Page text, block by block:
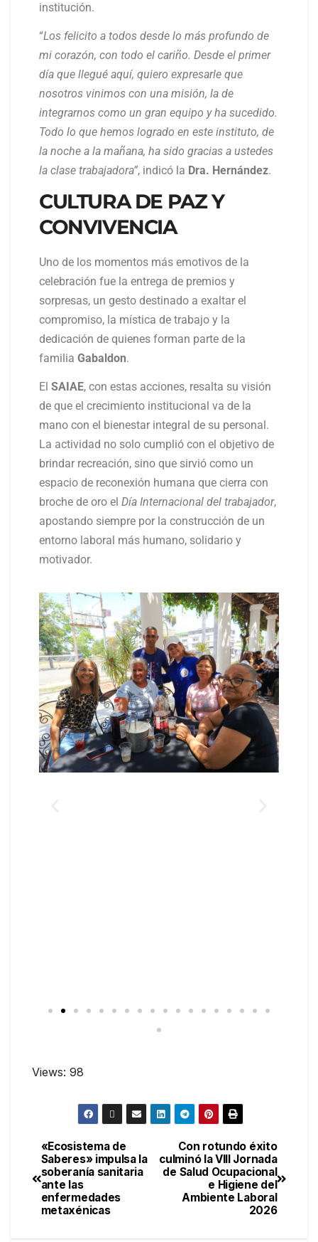
institución.
“Los felicito a todos desde lo más profundo de
mi corazón, con todo el cariño. Desde el primer
día que llegué aquí, quiero expresarle que
nosotros vinimos con una misión, la de
integrarnos como un gran equipo y ha sucedido.
Todo lo que hemos logrado en este instituto, de
la noche a la mañana, ha sido gracias a ustedes
la clase trabajadora”, indicó la Dra. Hernández.
CULTURA DE PAZ Y
CONVIVENCIA
Uno de los momentos más emotivos de la
celebración fue la entrega de premios y
sorpresas, un gesto destinado a exaltar el
compromiso, la mística de trabajo y la
dedicación de quienes forman parte de la
familia Gabaldon.
El SAIAE, con estas acciones, resalta su visión
de que el crecimiento institucional va de la
mano con el bienestar integral de su personal.
La actividad no solo cumplió con el objetivo de
brindar recreación, sino que sirvió como un
espacio de reconexión humana que cierra con
broche de oro el Día Internacional del trabajador,
apostando siempre por la construcción de un
entorno laboral más humano, solidario y
motivador.
Views: 98
Con rotundo éxito
culminó la VIII Jornada
de Salud Ocupacional
e Higiene del
Ambiente Laboral
2026
«Ecosistema de
Saberes» impulsa la
soberanía sanitaria
ante las
enfermedades
metaxénicas